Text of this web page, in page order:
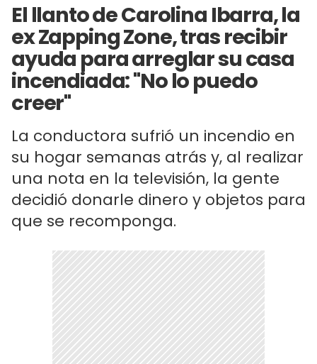
El llanto de Carolina Ibarra, la
ex Zapping Zone, tras recibir
ayuda para arreglar su casa
incendiada: "No lo puedo
creer"
La conductora sufrió un incendio en
su hogar semanas atrás y, al realizar
una nota en la televisión, la gente
decidió donarle dinero y objetos para
que se recomponga.